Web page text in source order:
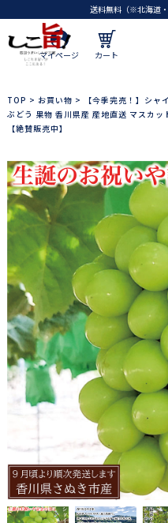
送料無料（※北海道・
マイページ カート
TOP > お買い物 >
【今季完売！】シ
ぶどう 果物 香川県産 産地直送 マスカ
【絶賛販売中】